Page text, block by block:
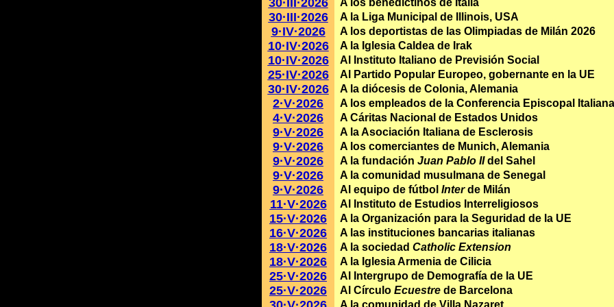
30·III·2026 A los benedictinos de Italia
30·III·2026 A la Liga Municipal de Illinois, USA
9·IV·2026 A los deportistas de las Olimpiadas de Milán 2026
10·IV·2026 A la Iglesia Caldea de Irak
10·IV·2026 Al Instituto Italiano de Previsión Social
25·IV·2026 Al Partido Popular Europeo, gobernante en la UE
30·IV·2026 A la diócesis de Colonia, Alemania
2·V·2026 A los empleados de la Conferencia Episcopal Italiana
4·V·2026 A Cáritas Nacional de Estados Unidos
9·V·2026 A la Asociación Italiana de Esclerosis
9·V·2026 A los comerciantes de Munich, Alemania
9·V·2026 A la fundación Juan Pablo IIdel Sahel
9·V·2026 A la comunidad musulmana de Senegal
9·V·2026 Al equipo de fútbol Interde Milán
11·V·2026 Al Instituto de Estudios Interreligiosos
15·V·2026 A la Organización para la Seguridad de la UE
16·V·2026 A las instituciones bancarias italianas
18·V·2026 A la sociedad Catholic Extension
18·V·2026 A la Iglesia Armenia de Cilicia
25·V·2026 Al Intergrupo de Demografía de la UE
25·V·2026 Al Círculo Ecuestre de Barcelona
A la comunidad de Villa Nazaret